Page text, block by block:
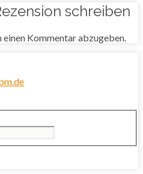
schreiben
einen Kommentar abzugeben.